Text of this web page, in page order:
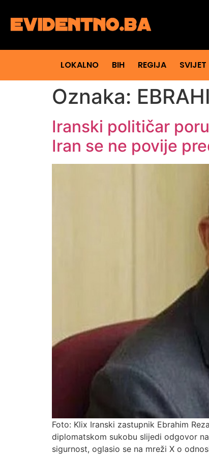
LOKALNO BIH REGIJA SVIJET
Oznaka:
Iranski političar
Iran se ne povije
Foto: Klix Iranski zastupnik Ebrahim
diplomatskom sukobu slijedi odgovor
sigurnost, oglasio se na mreži X o